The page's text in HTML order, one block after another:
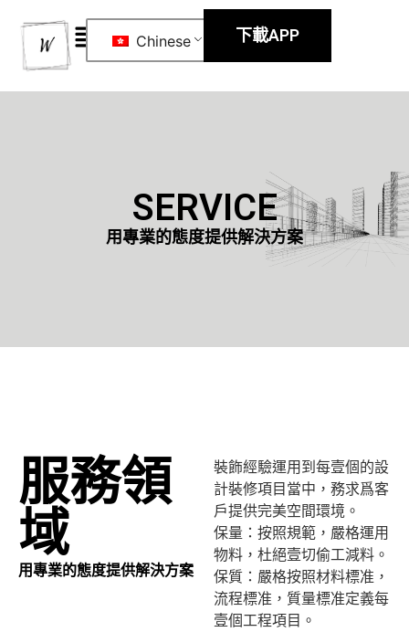
Chinese 下載APP
SERVICE
用專業的態度提供解決方案
服務領
域
用專業的態度提供解決方案
裝飾經驗運用到每壹個的設
計裝修項目當中，務求爲客
戶提供完美空間環境。
保量：按照規範，嚴格運用
物料，杜絕壹切偷工減料。
保質：嚴格按照材料標准，
流程標准，質量標准定義每
壹個工程項目。